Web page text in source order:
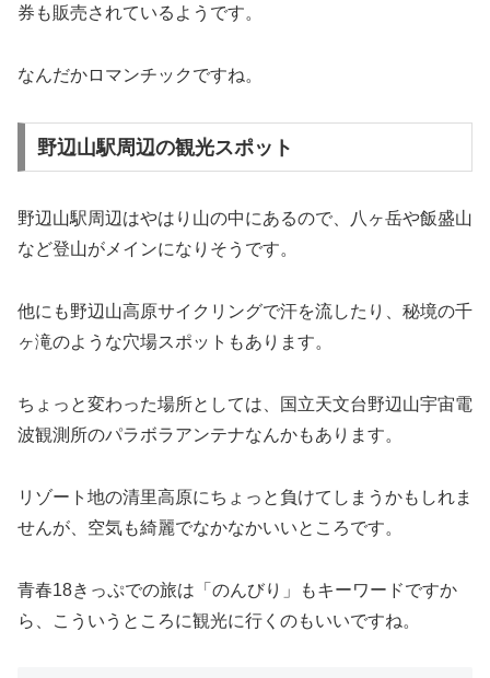
券も販売されているようです。
なんだかロマンチックですね。
野辺山駅周辺の観光スポット
野辺山駅周辺はやはり山の中にあるので、八ヶ岳や飯盛山
など登山がメインになりそうです。
他にも野辺山高原サイクリングで汗を流したり、秘境の千
ヶ滝のような穴場スポットもあります。
ちょっと変わった場所としては、国立天文台野辺山宇宙電
波観測所のパラボラアンテナなんかもあります。
リゾート地の清里高原にちょっと負けてしまうかもしれま
せんが、空気も綺麗でなかなかいいところです。
青春18きっぷでの旅は「のんびり」もキーワードですか
ら、こういうところに観光に行くのもいいですね。